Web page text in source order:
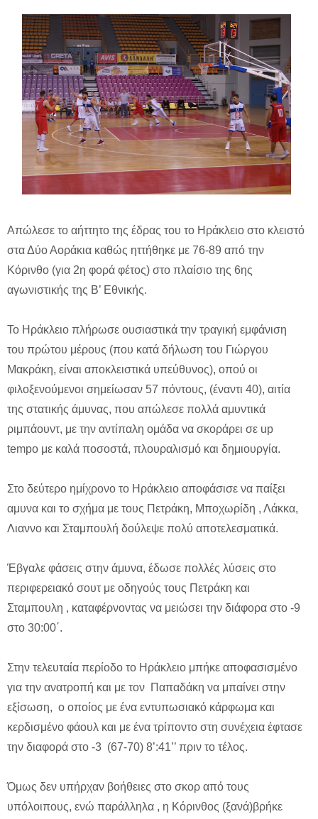
Απώλεσε το αήττητο της έδρας του το Ηράκλειο στο κλειστό
στα Δύο Αοράκια καθώς ηττήθηκε με 76-89 από την
Κόρινθο (για 2η φορά φέτος) στο πλαίσιο της 6ης
αγωνιστικής της Β’ Εθνικής.
Το Ηράκλειο πλήρωσε ουσιαστικά την τραγική εμφάνιση
του πρώτου μέρους (που κατά δήλωση του Γιώργου
Μακράκη, είναι αποκλειστικά υπεύθυνος), οπού οι
φιλοξενούμενοι σημείωσαν 57 πόντους, (έναντι 40), αιτία
της στατικής άμυνας, που απώλεσε πολλά αμυντικά
ριμπάουντ, με την αντίπαλη ομάδα να σκοράρει σε up
tempo με καλά ποσοστά, πλουραλισμό και δημιουργία.
Στο δεύτερο ημίχρονο το Ηράκλειο αποφάσισε να παίξει
αμυνα και το σχήμα με τους Πετράκη, Μποχωρίδη , Λάκκα,
Λιαννο και Σταμπουλή δούλεψε πολύ αποτελεσματικά.
Έβγαλε φάσεις στην άμυνα, έδωσε πολλές λύσεις στο
περιφερειακό σουτ με οδηγούς τους Πετράκη και
Σταμπουλη , καταφέρνοντας να μειώσει την διάφορα στο -9
στο 30:00΄.
Στην τελευταία περίοδο το Ηράκλειο μπήκε αποφασισμένο
για την ανατροπή και με τον Παπαδάκη να μπαίνει στην
εξίσωση, ο οποίος με ένα εντυπωσιακό κάρφωμα και
κερδισμένο φάουλ και με ένα τρίποντο στη συνέχεια έφτασε
την διαφορά στο -3 (67-70) 8’:41’’ πριν το τέλος.
Όμως δεν υπήρχαν βοήθειες στο σκορ από τους
υπόλοιπους, ενώ παράλληλα , η Κόρινθος (ξανά)βρήκε